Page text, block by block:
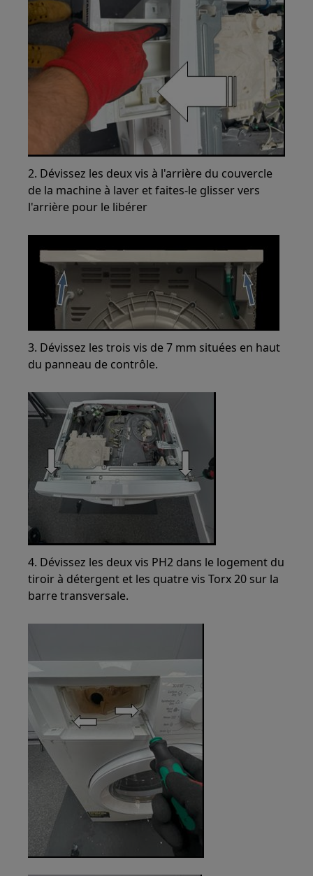
2. Dévissez les deux vis à l'arrière du couvercle
de la machine à laver et faites-le glisser vers
l'arrière pour le libérer
3. Dévissez les trois vis de 7 mm situées en haut
du panneau de contrôle.
4. Dévissez les deux vis PH2 dans le logement du
tiroir à détergent et les quatre vis Torx 20 sur la
barre transversale.